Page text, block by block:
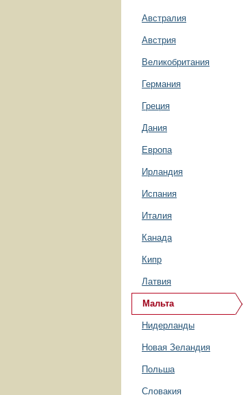
Австралия
Австрия
Великобритания
Германия
Греция
Дания
Европа
Ирландия
Испания
Италия
Канада
Кипр
Латвия
Мальта
Нидерланды
Новая Зеландия
Польша
Словакия